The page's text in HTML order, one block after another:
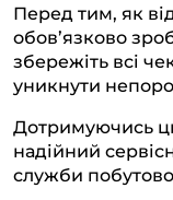
Перед тим, як
обов’язково
збережіть всі
уникнути
Дотримуючись
надійний
служби